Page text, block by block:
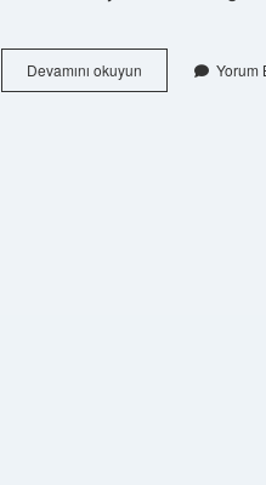
Devamını okuyun
Yılında
Yorum